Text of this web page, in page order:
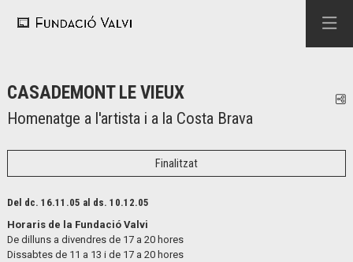
CASADEMONT LE VIEUX
Homenatge a l'artista i a la Costa Brava
Finalitzat
Del dc. 16.11.05 al ds. 10.12.05
Horaris de la Fundació Valvi
De dilluns a divendres de 17 a 20 hores
Dissabtes de 11 a 13 i de 17 a 20 hores